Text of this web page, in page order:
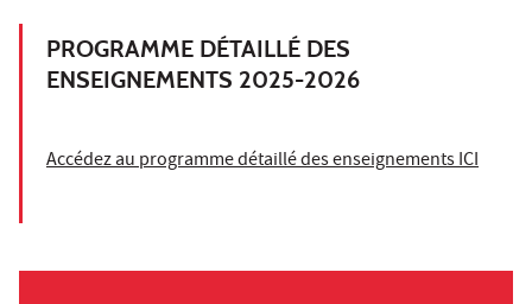
PROGRAMME DÉTAILLÉ DES
ENSEIGNEMENTS 2025-2026
Accédez au programme détaillé des enseignements ICI